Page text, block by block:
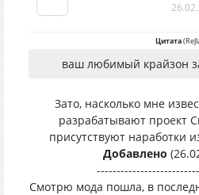
Цитата(
ваш любимый крайзон
Зато, насколько мне
разрабатывают проект
присутствуют наработки
Добавлено
Смотрю мода пошла, в